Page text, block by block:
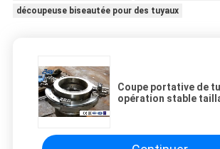
découpeuse biseautée pour des tuyaux
Coupe portative de
opération stable